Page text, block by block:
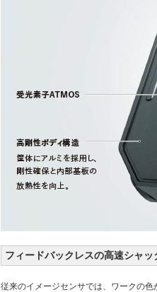
フィードバックレスの高速シャッ
従来のイメージセンサでは、ワークの